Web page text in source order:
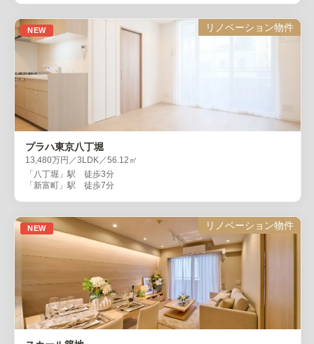
NEW リノベーション物件
プラハ東京八丁堀
13,480万円／3LDK／56.12㎡
「八丁堀」駅 徒歩3分
「新富町」駅 徒歩7分
NEW リノベーション物件